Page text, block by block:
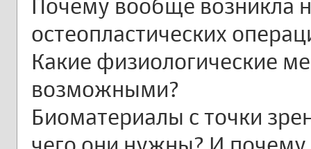
Почему вообще возникла
остеопластических
Какие физиологические
возможными?
Биоматериалы с точки